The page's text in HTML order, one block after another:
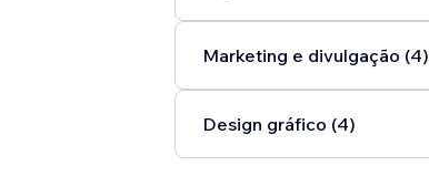
Marketing e divulgação (4)
Design gráfico (4)